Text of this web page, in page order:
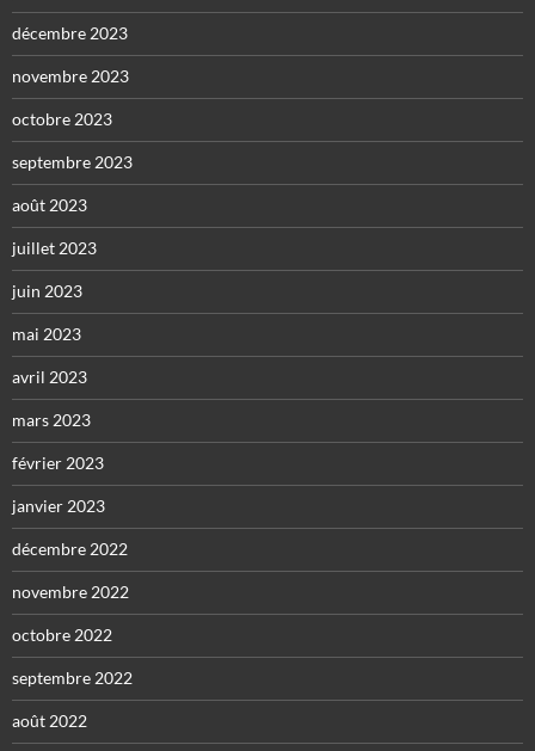
décembre 2023
novembre 2023
octobre 2023
septembre 2023
août 2023
juillet 2023
juin 2023
mai 2023
avril 2023
mars 2023
février 2023
janvier 2023
décembre 2022
novembre 2022
octobre 2022
septembre 2022
août 2022